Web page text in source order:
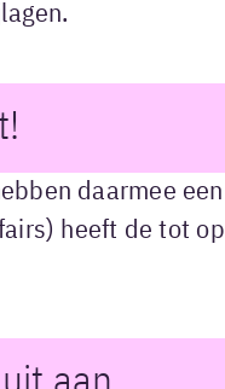
daarmee een
heeft de tot op